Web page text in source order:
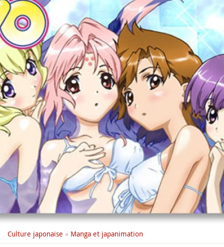
Culture japonaise » Manga et japanimation